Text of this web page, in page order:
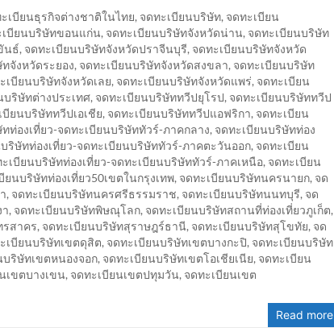
เบียนธุรกิจต่างชาติในไทย, จดทะเบียนบริษัท, จดทะเบียน
เบียนบริษัทขอนแก่น, จดทะเบียนบริษัทจังหวัดน่าน, จดทะเบียนบริษัท
นธ์, จดทะเบียนบริษัทจังหวัดปราจีนบุรี, จดทะเบียนบริษัทจังหวัด
จังหวัดระยอง, จดทะเบียนบริษัทจังหวัดสงขลา, จดทะเบียนบริษัท
เบียนบริษัทจังหวัดเลย, จดทะเบียนบริษัทจังหวัดแพร่, จดทะเบียน
บริษัทต่างประเทศ, จดทะเบียนบริษัททวีปยุโรป, จดทะเบียนบริษัททวีป
บียนบริษัททวีปเอเชีย, จดทะเบียนบริษัททวีปแอฟริกา, จดทะเบียน
ท่องเที่ยว-จดทะเบียนบริษัททัวร์-ภาคกลาง, จดทะเบียนบริษัทท่อง
ริษัทท่องเที่ยว-จดทะเบียนบริษัททัวร์-ภาคตะวันออก, จดทะเบียน
เบียนบริษัทท่องเที่ยว-จดทะเบียนบริษัททัวร์-ภาคเหนือ, จดทะเบียน
ยนบริษัทท่องเที่ยว50เขตในกรุงเทพ, จดทะเบียนบริษัทนครนายก, จด
, จดทะเบียนบริษัทนครศรีธรรมราช, จดทะเบียนบริษัทนนทบุรี, จด
, จดทะเบียนบริษัทพิษณุโลก, จดทะเบียนบริษัทสถานที่ท่องเที่ยวภูเก็ต,
สาคร, จดทะเบียนบริษัทสุราษฎร์ธานี, จดทะเบียนบริษัทสุโขทัย, จด
เบียนบริษัทเขตดุสิต, จดทะเบียนบริษัทเขตบางกะปิ, จดทะเบียนบริษัท
บริษัทเขตหนองจอก, จดทะเบียนบริษัทเขตโอเชียเนีย, จดทะเบียน
เขตบางเขน, จดทะเบียนเขตปทุมวัน, จดทะเบียนเขต
Read more